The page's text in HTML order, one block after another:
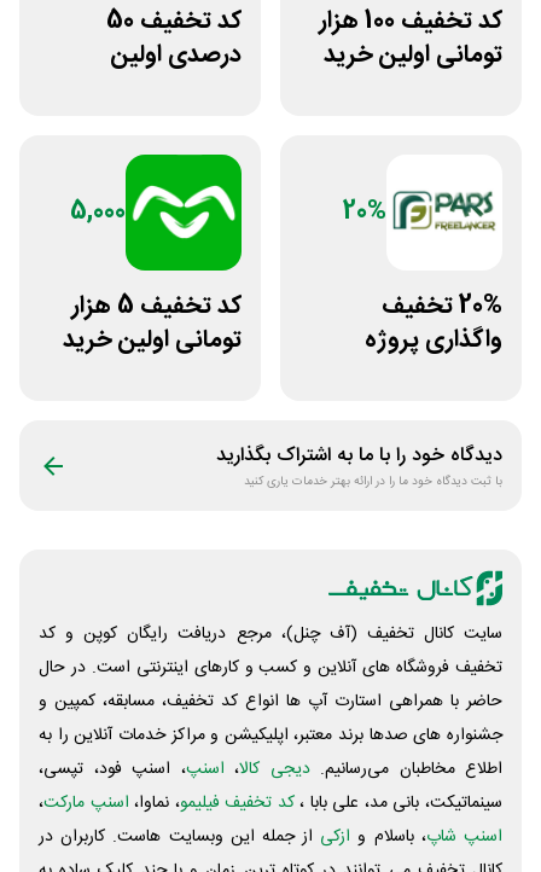
کد تخفیف 100 هزار
تومانی اولین خرید
کد تخفیف 50
درصدی اولین
20%
20% تخفیف
واگذاری پروژه
5,000
کد تخفیف 5 هزار
تومانی اولین خرید
دیدگاه خود را با ما به اشتراک بگذارید
با ثبت دیدگاه خود ما را در ارائه بهتر خدمات یاری کنید
سایت کانال تخفیف (آف چنل)، مرجع دریافت رایگان کوپن و کد
تخفیف فروشگاه های آنلاین و کسب و‌ کارهای اینترنتی است. در حال
حاضر با همراهی استارت آپ ها انواع کد تخفیف، مسابقه، کمپین و
جشنواره های صدها برند معتبر، اپلیکیشن و مراکز خدمات آنلاین را به
اطلاع مخاطبان می‌رسانیم. دیجی کالا، اسنپ، اسنپ فود، تپسی،
سینماتیکت، بانی مد، علی‌ بابا ،کد تخفیف فیلیمو، نماوا، اسنپ مارکت،
اسنپ شاپ، باسلام و ازکی از جمله این وبسایت ‌هاست. کاربران در